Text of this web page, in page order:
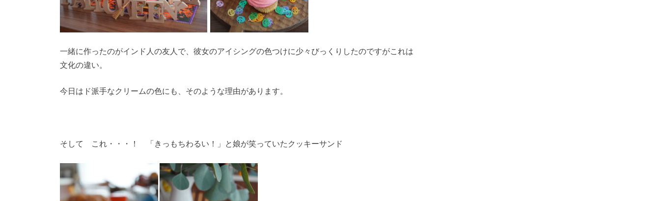
一緒に作ったのがインド人の友人で、彼女のアイシングの色つけに少々びっくりしたのですがこれは
文化の違い。
今日はド派手なクリームの色にも、そのような理由があります。
そして これ・・・！ 「きっもちわるい！」と娘が笑っていたクッキーサンド